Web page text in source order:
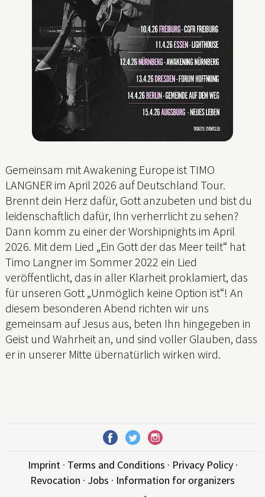
Gemeinsam mit Awakening Europe ist TIMO
LANGNER im April 2026 auf Deutschland Tour.
Brennt dein Herz dafür, Gott anzubeten und bist du
leidenschaftlich dafür, Ihn verherrlicht zu sehen?
Dann komm zu einer der Worshipnights im April
2026. Mit dem Lied „Ein Gott der das Meer teilt“ hat
Timo Langner im Sommer 2022 ein Lied
veröffentlicht, das in aller Klarheit proklamiert, das
für unseren Gott „Unmöglich keine Option ist“! An
diesem besonderen Abend richten wir uns
gemeinsam auf Jesus aus, beten Ihn hingegeben in
Geist und Wahrheit an, und sind voller Glauben, dass
er in unserer Mitte übernatürlich wirken wird.
Imprint· Terms and Conditions · Privacy Policy·
Revocation · Jobs · Information for organizers